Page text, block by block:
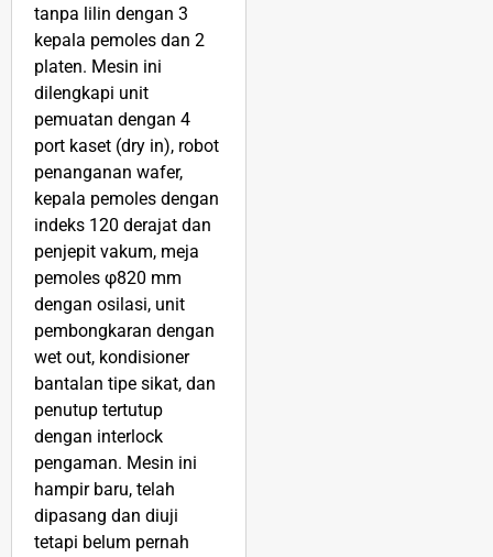
tanpa lilin dengan 3
kepala pemoles dan 2
platen. Mesin ini
dilengkapi unit
pemuatan dengan 4
port kaset (dry in), robot
penanganan wafer,
kepala pemoles dengan
indeks 120 derajat dan
penjepit vakum, meja
pemoles φ820 mm
dengan osilasi, unit
pembongkaran dengan
wet out, kondisioner
bantalan tipe sikat, dan
penutup tertutup
dengan interlock
pengaman. Mesin ini
hampir baru, telah
dipasang dan diuji
tetapi belum pernah